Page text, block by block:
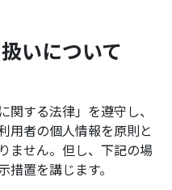
いについて
する法律」を遵守し、
用者の個人情報を原則と
ません。但し、下記の場
置を講じます。